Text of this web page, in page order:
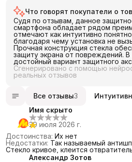
4 звезды
3 звезды
2 звезды
1 звезда
Что говорят покупатели о
Судя по отзывам, данное
смартфона обладает рядом
отмечают как интуитивно
благодаря чему установка не
Прочная конструкция стекла
защиту экрана от повреждений.
достойный вариант защитного
Сгенерировано с помощью
реальных отзывов
Все отзывы3
Имя скрыто
29 июля 2026 г.
Достоинства: Их нет
Недостатки: Так называемый
Стекло кривое, клеится
Александр Зотов